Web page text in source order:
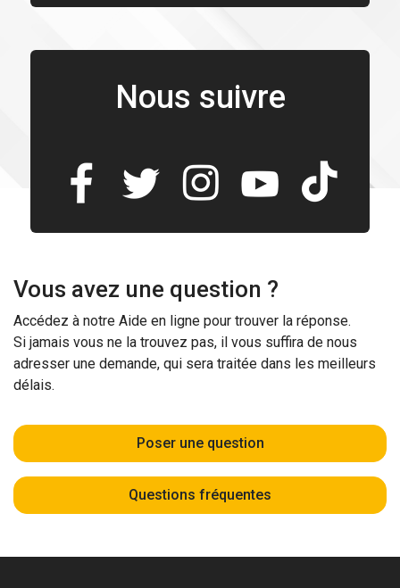
Nous suivre
Vous avez une question ?
Accédez à notre Aide en ligne pour trouver la réponse.
Si jamais vous ne la trouvez pas, il vous suffira de nous
adresser une demande, qui sera traitée dans les meilleurs
délais.
Poser une question
Questions fréquentes